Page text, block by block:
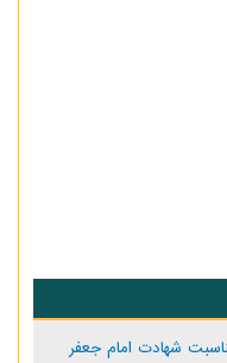
شهادت امام جعفر